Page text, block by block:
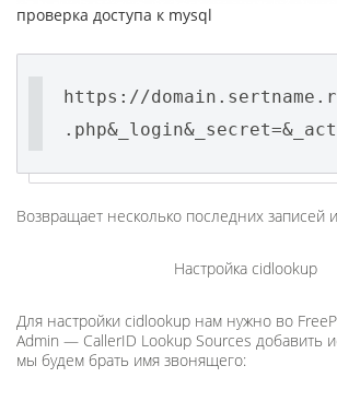
проверка доступа к mysql
https://
Возвращает несколько последних записей
Настройка cidlookup
Для настройки cidlookup нам нужно во
Admin — CallerID Lookup Sources добавить
мы будем брать имя звонящего: